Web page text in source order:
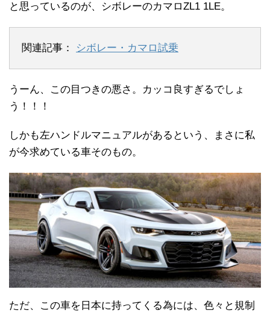
と思っているのが、シボレーのカマロZL1 1LE。
関連記事： シボレー・カマロ試乗
うーん、この目つきの悪さ。カッコ良すぎるでしょ
う！！！
しかも左ハンドルマニュアルがあるという、まさに私
が今求めている車そのもの。
ただ、この車を日本に持ってくる為には、色々と規制